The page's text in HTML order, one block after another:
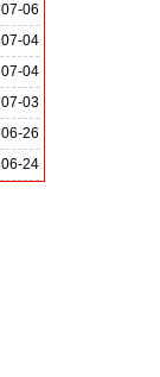
07-06
07-04
“芒果
07-04
讨会
07-03
06-26
06-24